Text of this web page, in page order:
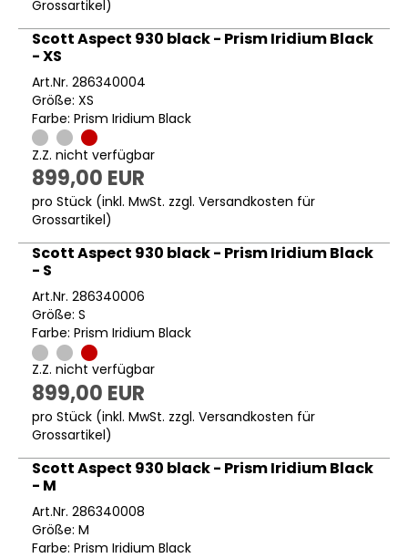
Grossartikel)
Scott Aspect 930 black - Prism Iridium Black
- XS
Art.Nr. 286340004
Größe: XS
Farbe: Prism Iridium Black
Z.Z. nicht verfügbar
899,00 EUR
pro Stück (inkl. MwSt. zzgl. Versandkosten für
Grossartikel)
Scott Aspect 930 black - Prism Iridium Black
- S
Art.Nr. 286340006
Größe: S
Farbe: Prism Iridium Black
Z.Z. nicht verfügbar
899,00 EUR
pro Stück (inkl. MwSt. zzgl. Versandkosten für
Grossartikel)
Scott Aspect 930 black - Prism Iridium Black
- M
Art.Nr. 286340008
Größe: M
Farbe: Prism Iridium Black